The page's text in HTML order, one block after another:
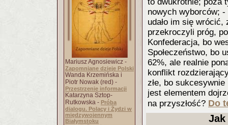
Mariusz Agnosiewicz -
Zapomniane dzieje Polski
Wanda Krzemińska i
Piotr Nowak (red) -
Przestrzenie informacji
Katarzyna Sztop-
Rutkowska - Próba
dialogu. Polacy i Żydzi w
międzywojennym
Białymstoku
nowych wyborców;
udało im się
przekroczyli próg,
Konfederacja, bo
Społeczeństwo, bo
62%, ale realnie
konflikt
złe, bo
jest elementem
na przyszłość? Do
Jak